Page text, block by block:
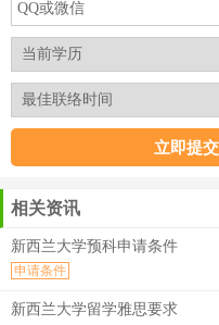
相关资讯
新西兰大学预科申请条件
申请条件
新西兰大学留学雅思要求